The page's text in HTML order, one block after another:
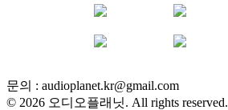
문의 : audioplanet.kr@gmail.com
© 2026 오디오플래닛. All rights reserved.